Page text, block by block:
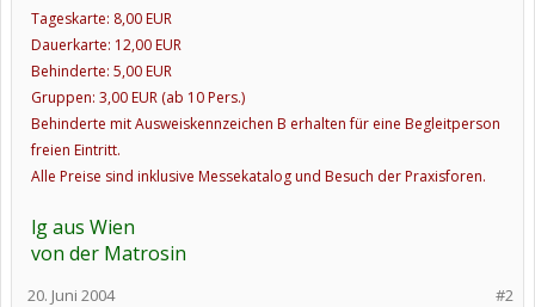
Tageskarte: 8,00 EUR
Dauerkarte: 12,00 EUR
Behinderte: 5,00 EUR
Gruppen: 3,00 EUR (ab 10 Pers.)
Behinderte mit Ausweiskennzeichen B erhalten für eine Begleitperson
freien Eintritt.
Alle Preise sind inklusive Messekatalog und Besuch der Praxisforen.
lg aus Wien
von der Matrosin
#2
20. Juni 2004